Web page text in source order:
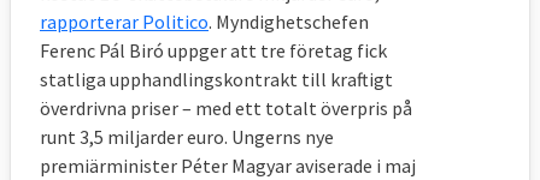
rapporterar Politico. Myndighetschefen
Ferenc Pál Biró uppger att tre företag fick
statliga upphandlingskontrakt till kraftigt
överdrivna priser – med ett totalt överpris på
runt 3,5 miljarder euro. Ungerns nye
premiärminister Péter Magyar aviserade i maj